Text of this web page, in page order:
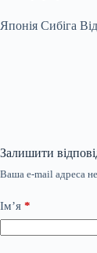
Японія Сибіга
Залишити
Ваша e-mail адреса
Ім’я *